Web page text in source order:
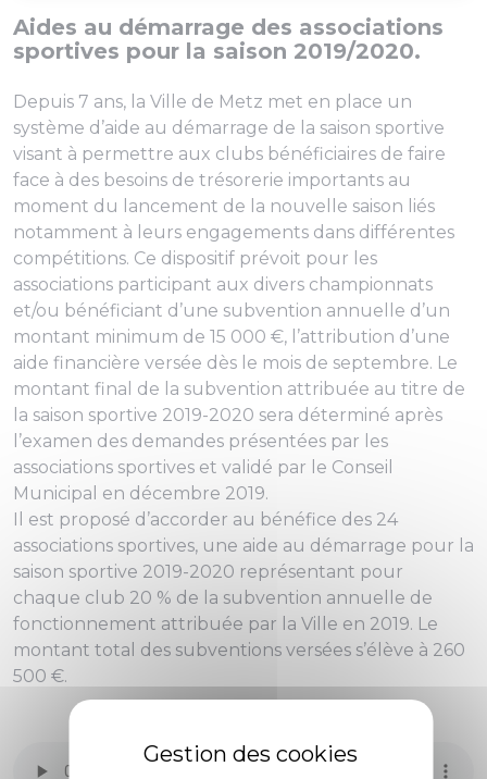
Aides au démarrage des associations
sportives pour la saison 2019/2020.
Depuis 7 ans, la Ville de Metz met en place un
système d’aide au démarrage de la saison sportive
visant à permettre aux clubs bénéficiaires de faire
face à des besoins de trésorerie importants au
moment du lancement de la nouvelle saison liés
notamment à leurs engagements dans différentes
compétitions. Ce dispositif prévoit pour les
associations participant aux divers championnats
et/ou bénéficiant d’une subvention annuelle d’un
montant minimum de 15 000 €, l’attribution d’une
aide financière versée dès le mois de septembre. Le
montant final de la subvention attribuée au titre de
la saison sportive 2019-2020 sera déterminé après
l’examen des demandes présentées par les
associations sportives et validé par le Conseil
Municipal en décembre 2019.
Il est proposé d’accorder au bénéfice des 24
associations sportives, une aide au démarrage pour la
saison sportive 2019-2020 représentant pour
chaque club 20 % de la subvention annuelle de
fonctionnement attribuée par la Ville en 2019. Le
montant total des subventions versées s’élève à 260
500 €.